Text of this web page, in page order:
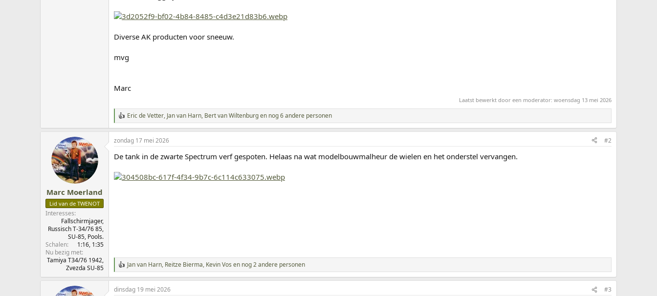
Diverse AK producten voor sneeuw.
mvg
Marc
Laatst bewerkt door een moderator: woensdag 13 mei 2026
W
a
a
r
e
i
n
Eric de Vetter, Jan van Harn, Bert van Wiltenburgen nog 6 andere personen
Marc Moerland
Lid van de TWENOT
Interesses
Fallschirmjager,
Russisch T-34/76 85,
SU-85, Pools.
Schalen
1:16 1:35
Nu bezig met
Tamiya T34/76 1942,
Zvezda SU-85
zondag 17 mei 2026 #2
De tank in de zwarte Spectrum verf gespoten. Helaas na wat modelbouwmalheur de wielen en het onderstel vervangen.
W
a
a
r
Jan van Harn, Reitze Bierma, Kevin Vos en nog 2 andere personen
dinsdag 19 mei 2026 #3